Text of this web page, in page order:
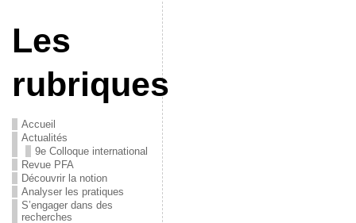
Les
rubriques
Accueil
Actualités
9e Colloque international
Revue PFA
Découvrir la notion
Analyser les pratiques
S’engager dans des
recherches